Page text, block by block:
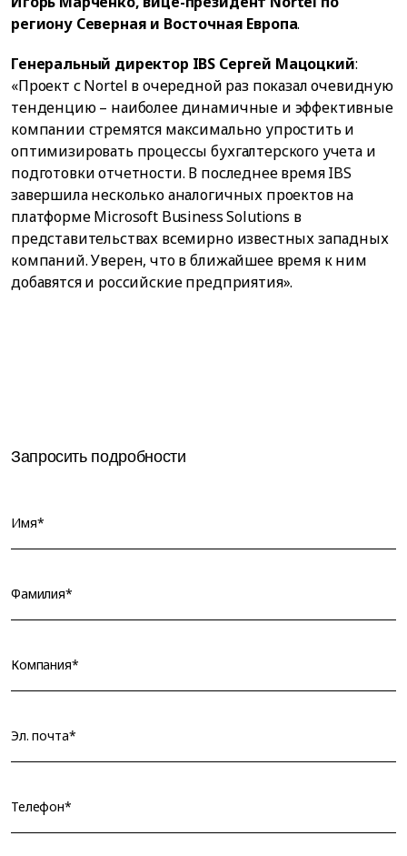
региону Северная и Восточная Европа.
Генеральный директор IBS Сергей Мацоцкий:
«Проект с Nortel в очередной раз показал очевидную
тенденцию – наиболее динамичные и эффективные
компании стремятся максимально упростить и
оптимизировать процессы бухгалтерского учета и
подготовки отчетности. В последнее время IBS
завершила несколько аналогичных проектов на
платформе Microsoft Business Solutions в
представительствах всемирно известных западных
компаний. Уверен, что в ближайшее время к ним
добавятся и российские предприятия».
Запросить подробности
Имя*
Фамилия*
Компания*
Эл. почта*
Телефон*